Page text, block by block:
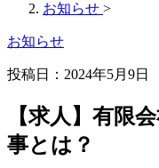
お知らせ >
お知らせ
投稿日： 2024年5月9日
【求人】有限
事とは？